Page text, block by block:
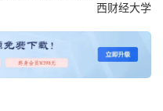
西财经大学